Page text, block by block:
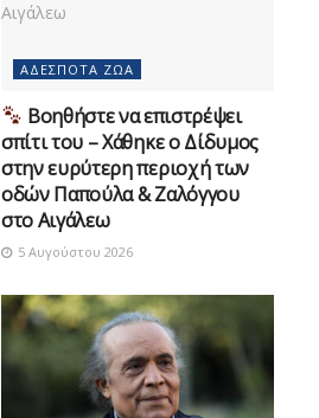
ΑΔΈΣΠΟΤΑ ΖΏΑ
Βοηθήστε να επιστρέψει
σπίτι του – Χάθηκε ο Δίδυμος
στην ευρύτερη περιοχή των
οδών Παπούλα & Ζαλόγγου
στο Αιγάλεω
5 Αυγούστου 2026